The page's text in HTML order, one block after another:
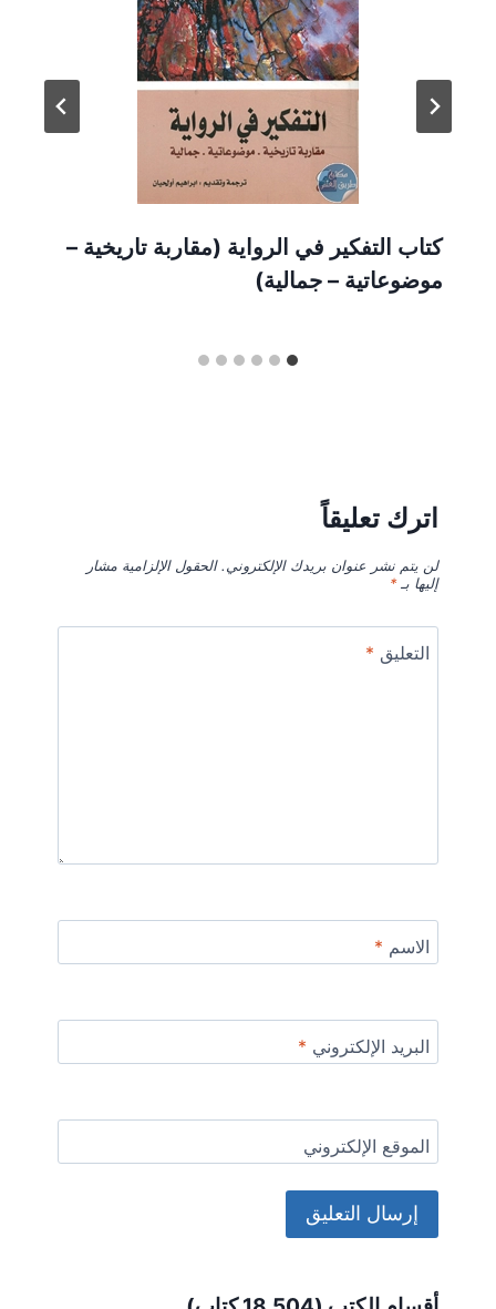
كتاب التفكير في الرواية (مقاربة تاريخية –
موضوعاتية – جمالية)
اترك تعليقاً
لن يتم نشر عنوان بريدك الإلكتروني. الحقول الإلزامية مشار
إليها بـ*
التعليق *
الاسم *
البريد الإلكتروني *
الموقع الإلكتروني